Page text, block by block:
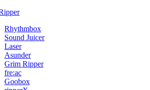
Rhythmbox
Sound Juicer
Laser
Asunder
Grim Ripper
fre:ac
Goobox